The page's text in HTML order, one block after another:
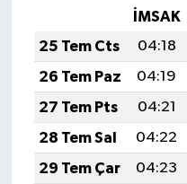
İMSAK
25 Tem Cts
04:18
26 Tem Paz
04:19
27 Tem Pts
04:21
28 Tem Sal
04:22
29 Tem Çar
04:23